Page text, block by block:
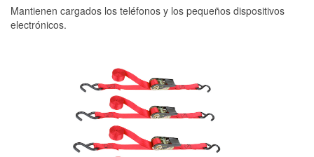
Mantienen cargados los teléfonos y los pequeños dispositivos
electrónicos.